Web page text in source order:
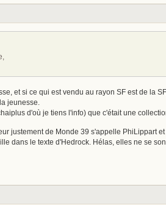
et si ce qui est vendu au rayon SF est de la
jeunesse.
d'où je tiens l'info) que c'était une
justement de Monde 39 s'appelle PhiLippart
dans le texte d'Hedrock. Hélas, elles ne se